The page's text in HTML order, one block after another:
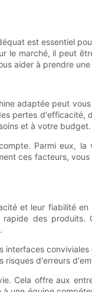
est essentiel
le marché, il peut
aider à prendre
adaptée peut
pertes d'efficacité,
et à votre budget.
Parmi eux,
ces facteurs,
et leur fiabilité
des produits.
risques d'erreurs
Cela offre aux